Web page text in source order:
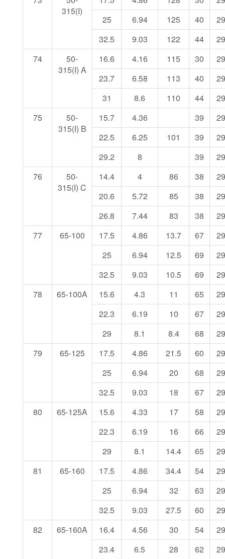
315(I)
25
6.94 125 40
32.5
9.03 122 44
74
50-
315(I) A
16.6 4.16 115 30
23.7
6.58 113 40
31
8.6 110 44
75
50-
315(I) B
15.7 4.36 39
22.5
6.25 101 39
29.2
8 39
76
50-
315(I) C
14.4 4 86 38
20.6
5.72 85 38
26.8
7.44 83 38
77
65-100 17.5 4.86 13.7 67
25
6.94 12.5 69
32.5
9.03 10.5 69
78
65-100A 15.6 4.3 11 65
22.3
6.19 10 67
29
8.1 8.4 68
79
65-125 17.5 4.86 21.5 60
25
6.94 20 68
32.5
9.03 18 67
80
65-125A 15.6 4.33 17 58
22.3
6.19 16 66
29
8.1 14.4 65
81
65-160 17.5 4.86 34.4 54
25
6.94 32 63
32.5
9.03 27.5 60
82
65-160A 16.4 4.56 30 54
23.4
6.5 28 62